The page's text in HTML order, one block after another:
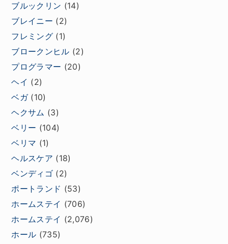
ブルックリン (14)
ブレイニー (2)
フレミング (1)
ブロークンヒル (2)
プログラマー (20)
ヘイ (2)
ベガ(10)
ヘクサム (3)
ベリー (104)
ベリマ (1)
ヘルスケア (18)
ベンディゴ (2)
ポートランド (53)
ホームステイ (706)
ホームステイ (2,076)
ホール (735)